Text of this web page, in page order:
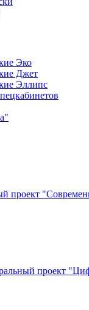
Эко
Джет
Эллипс
проект
проект